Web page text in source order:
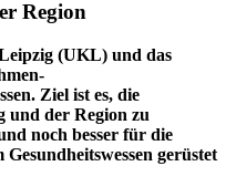
Region
(UKL) und das
Ziel ist es, die
und der Region zu
noch besser für die
gerüstet